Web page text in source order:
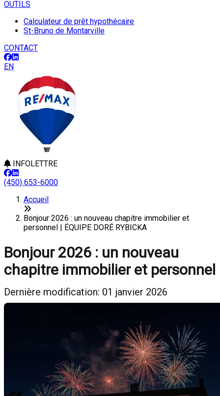
OUTILS
Calculateur de prêt hypothécaire
St-Bruno de Montarville
CONTACT
EN
INFOLETTRE
(450) 653-6000
Accueil
Bonjour 2026 : un nouveau chapitre immobilier et
personnel | ÉQUIPE DORÉ RYBICKA
Bonjour 2026 : un nouveau
chapitre immobilier et personnel
Dernière modification: 01 janvier 2026